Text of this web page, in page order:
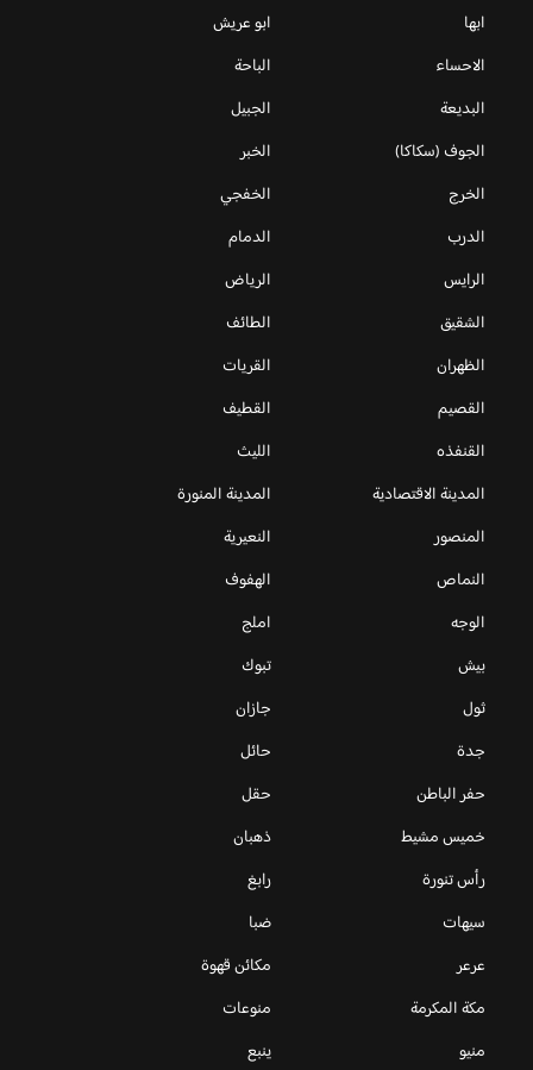
ابها
ابو عريش
الاحساء
الباحة
البديعة
الجبيل
الجوف (سكاكا)
الخبر
الخرج
الخفجي
الدرب
الدمام
الرايس
الرياض
الشقيق
الطائف
الظهران
القريات
القصيم
القطيف
القنفذه
الليث
المدينة الاقتصادية
المدينة المنورة
المنصور
النعيرية
النماص
الهفوف
الوجه
املج
بيش
تبوك
ثول
جازان
جدة
حائل
حفر الباطن
حقل
خميس مشيط
ذهبان
رأس تنورة
رابغ
سيهات
ضبا
عرعر
مكائن قهوة
مكة المكرمة
منوعات
منيو
ينبع